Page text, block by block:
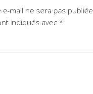
mail ne sera pas publiée.
indiqués avec *